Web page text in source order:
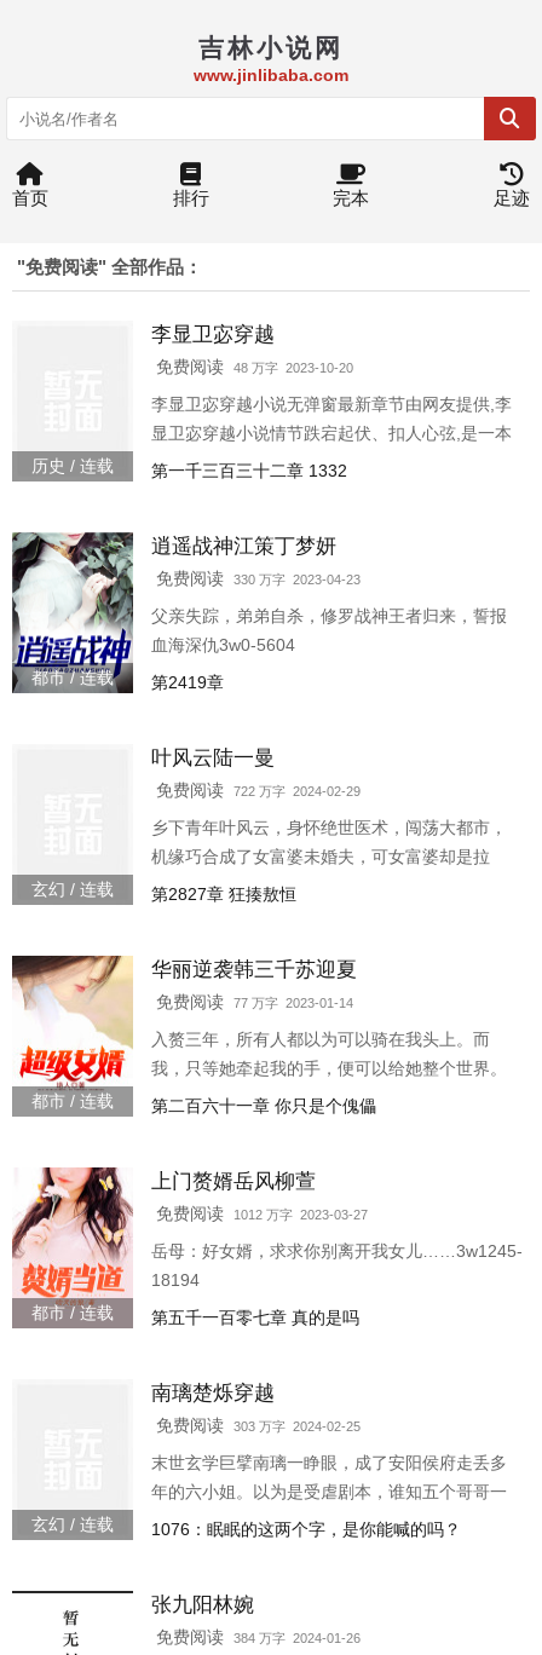
吉林小说网
www.jinlibaba.com
首页 排行 完本 足迹
"免费阅读" 全部作品：
历史 / 连载
李显卫宓穿越
免费阅读 48 万字 2023-10-20
李显卫宓穿越小说无弹窗最新章节由网友提供,李
显卫宓穿越小说情节跌宕起伏、扣人心弦,是一本
情节与文笔俱佳的小说,63小说网免费提供免费阅
第一千三百三十二章 1332
都市 / 连载
逍遥战神江策丁梦妍
免费阅读 330 万字 2023-04-23
父亲失踪，弟弟自杀，修罗战神王者归来，誓报
血海深仇3w0-5604
第2419章
玄幻 / 连载
叶风云陆一曼
免费阅读 722 万字 2024-02-29
乡下青年叶风云，身怀绝世医术，闯荡大都市，
机缘巧合成了女富婆未婚夫，可女富婆却是拉
拉……
第2827章 狂揍敖恒
都市 / 连载
华丽逆袭韩三千苏迎夏
免费阅读 77 万字 2023-01-14
入赘三年，所有人都以为可以骑在我头上。而
我，只等她牵起我的手，便可以给她整个世界。
3w1250-25463
第二百六十一章 你只是个傀儡
都市 / 连载
上门赘婿岳风柳萱
免费阅读 1012 万字 2023-03-27
岳母：好女婿，求求你别离开我女儿……3w1245-
18194
第五千一百零七章 真的是吗
玄幻 / 连载
南璃楚烁穿越
免费阅读 303 万字 2024-02-25
末世玄学巨擘南璃一睁眼，成了安阳侯府走丢多
年的六小姐。以为是受虐剧本，谁知五个哥哥一
个比一个宠她！南璃大喊别宠了，其实妹妹超能
倾朝野，是出了名的冰冷寡情，更是独宠她上
瘾，不肯纳妾。绿茶白莲怒喊：“王爷子嗣单薄，
1076：眠眠的这两个字，是你能喊的吗？
张九阳林婉
免费阅读 384 万字 2024-01-26